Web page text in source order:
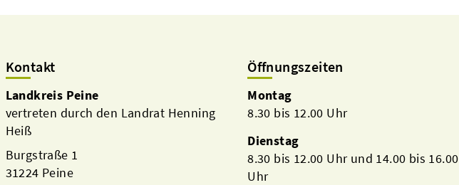
Kontakt
Landkreis Peine
vertreten durch den Landrat Henning
Heiß
Burgstraße 1
31224 Peine
Öffnungszeiten
Montag
8.30 bis 12.00 Uhr
Dienstag
8.30 bis 12.00 Uhr und 14.00 bis 16.00
Uhr